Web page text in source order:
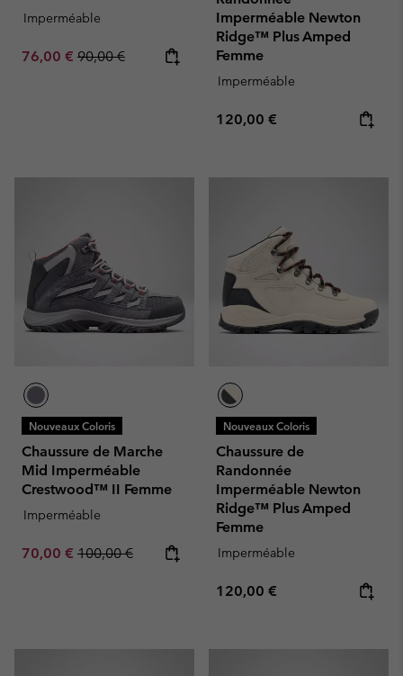
Imperméable
Sale price:
76,00 € Regular price:
90,00 €
Imperméable Newton
Ridge™ Plus Amped
Femme
Imperméable
Regular price:
120,00 €
Nouveaux Coloris
Chaussure de Marche
Mid Imperméable
Crestwood™ II Femme
Imperméable
Sale price:
70,00 € Regular price:
100,00 €
Nouveaux Coloris
Chaussure de
Randonnée
Imperméable Newton
Ridge™ Plus Amped
Femme
Imperméable
Regular price:
120,00 €